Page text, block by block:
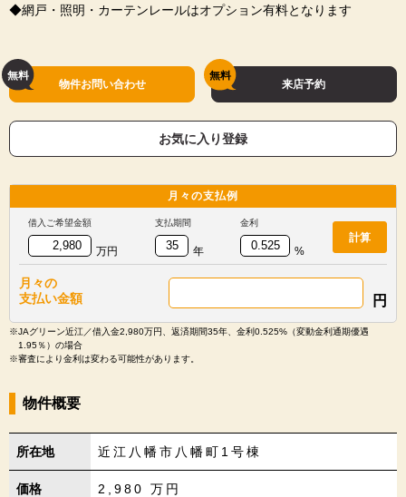
◆網戸・照明・カーテンレールはオプション有料となります
物件お問い合わせ 来店予約
お気に入り登録
月々の支払例
借入ご希望金額
万円
支払期間
年
金利
%
計算
月々の
支払い金額
円
※JAグリーン近江／借入金2,980万円、返済期間35年、金利0.525%（変動金利通期優遇
1.95％）の場合
※審査により金利は変わる可能性があります。
物件概要
所在地 近江八幡市八幡町1号棟
価格 2,980 万円